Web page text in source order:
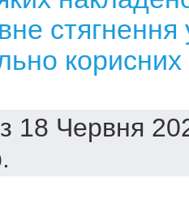
стягнення
корисних
18 Червня